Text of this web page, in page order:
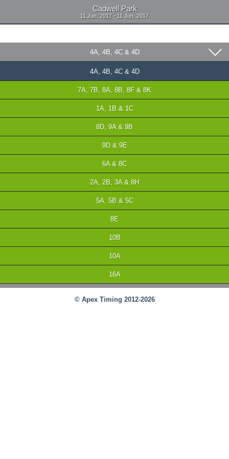
Cadwell Park
11 Jun. 2017 - 11 Jun. 2017
4A, 4B, 4C & 4D
4A, 4B, 4C & 4D
7A, 7B, 8A, 8B, 8F & 8K
1A, 1B & 1C
8D, 9A & 9B
9D & 9E
6A & 8C
2A, 2B, 3A & 8H
5A, 5B & 5C
8E
10B
10A
16A
© Apex Timing 2012-2026